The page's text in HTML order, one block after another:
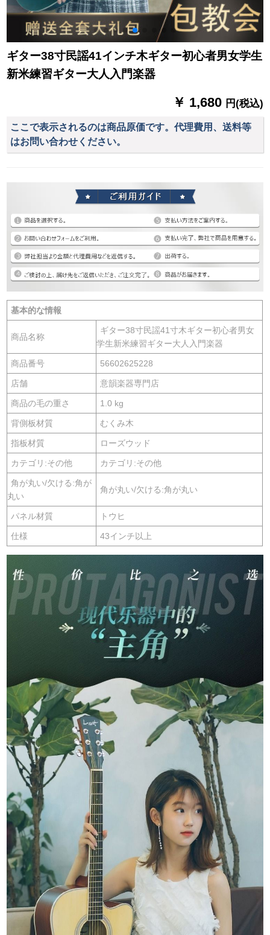
ギター38寸民謡41インチ木ギター初心者男女学生
新米練習ギター大人入門楽器
￥ 1,680 円(税込)
ここで表示されるのは商品原価です。代理費用、送料等
はお問い合わせください。
基本的な情報
商品名称
ギター38寸民謡41寸木ギター初心者男女
学生新米練習ギター大人入門楽器
商品番号 56602625228
店舗 意韻楽器専門店
商品の毛の重さ 1.0 kg
背側板材質 むくみ木
指板材質 ローズウッド
カテゴリ:その他 カテゴリ:その他
角が丸い/欠ける:角が
丸い
角が丸い/欠ける:角が丸い
パネル材質 トウヒ
仕様 43インチ以上